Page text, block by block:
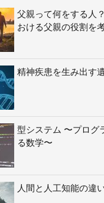
父親って何をする人
おける父親の役割を
精神疾患を生み出す
型システム 〜プログ
る数学〜
人間と人工知能の違